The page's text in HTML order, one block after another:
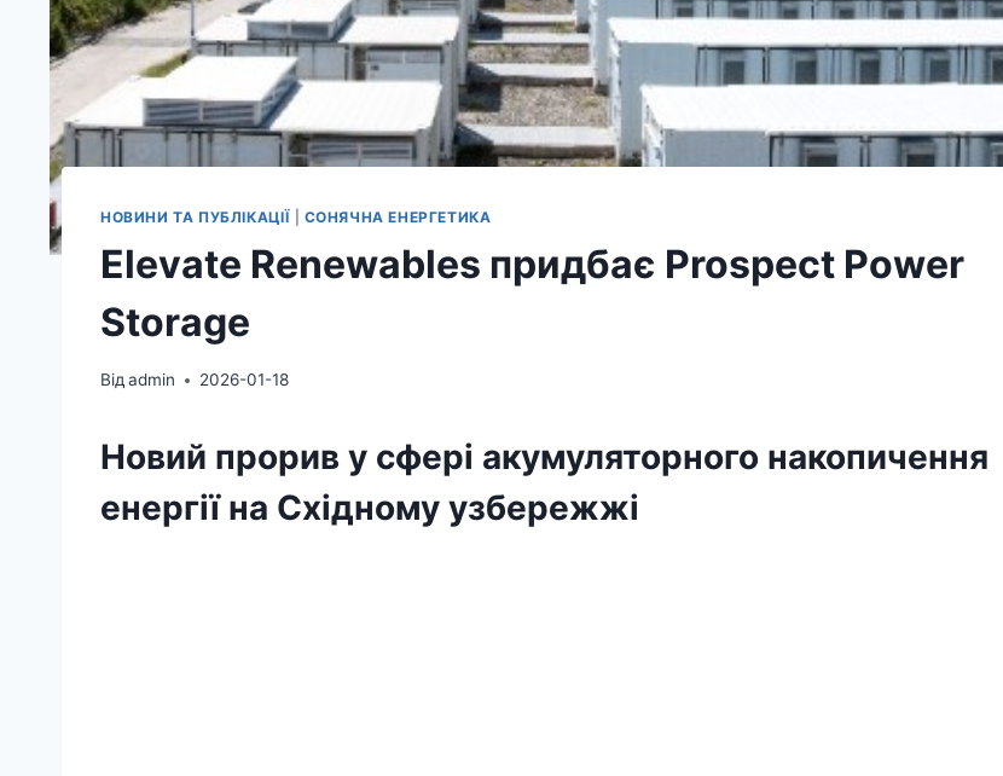
НОВИНИ ТА ПУБЛІКАЦІЇ| СОНЯЧНА ЕНЕРГЕТИКА
Elevate Renewables придбає Prospect Power
Storage
Відadmin 2026-01-18
Новий прорив у сфері акумуляторного накопичення
енергії на Східному узбережжі